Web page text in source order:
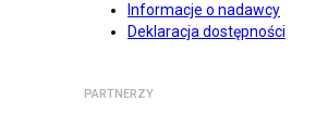
Informacje o nadawcy
Deklaracja dostępności
PARTNERZY